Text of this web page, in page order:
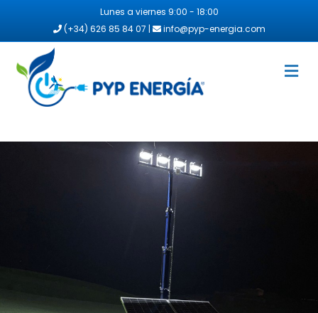
Lunes a viernes 9:00 - 18:00
(+34) 626 85 84 07 |
info@pyp-energia.com